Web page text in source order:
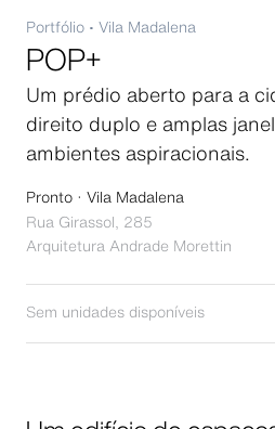
Portfólio • Vila Madalena
POP+
Um prédio aberto para a
direito duplo e amplas
ambientes aspiracionais.
Pronto · Vila Madalena
Rua Girassol, 285
Arquitetura Andrade Morettin
Sem unidades disponíveis